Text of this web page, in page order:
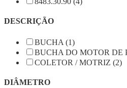
DESCRIÇÃO
BUCHA (1)
BUCHA DO MOTOR DE
COLETOR / MOTRIZ (2)
DIÂMETRO